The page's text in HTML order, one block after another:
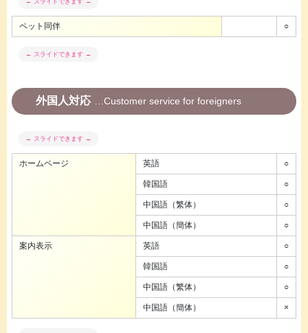
ペット同伴 ○
外国人対応 Customer service for foreigners
ホームページ 英語 ○
韓国語 ○
中国語（繁体） ○
中国語（簡体） ○
案内表示 英語 ○
韓国語 ○
中国語（繁体） ○
中国語（簡体） ×